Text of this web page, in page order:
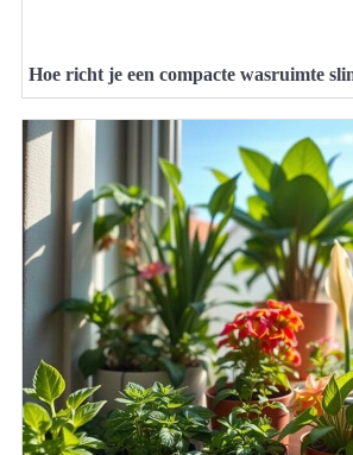
Hoe richt je een compacte wasruimte